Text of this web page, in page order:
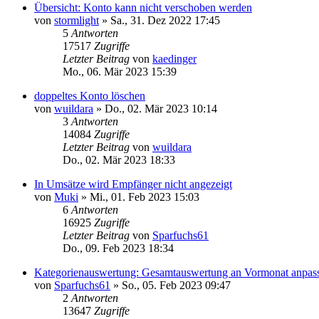
Übersicht: Konto kann nicht verschoben werden
von stormlight » Sa., 31. Dez 2022 17:45
5 Antworten
17517 Zugriffe
Letzter Beitrag von kaedinger
Mo., 06. Mär 2023 15:39
doppeltes Konto löschen
von wuildara » Do., 02. Mär 2023 10:14
3 Antworten
14084 Zugriffe
Letzter Beitrag von wuildara
Do., 02. Mär 2023 18:33
In Umsätze wird Empfänger nicht angezeigt
von Muki » Mi., 01. Feb 2023 15:03
6 Antworten
16925 Zugriffe
Letzter Beitrag von Sparfuchs61
Do., 09. Feb 2023 18:34
Kategorienauswertung: Gesamtauswertung an Vormonat
von Sparfuchs61 » So., 05. Feb 2023 09:47
2 Antworten
13647 Zugriffe